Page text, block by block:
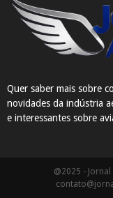
Quer saber mais sobre
novidades da indústria
e interessantes sobre
@2025 -